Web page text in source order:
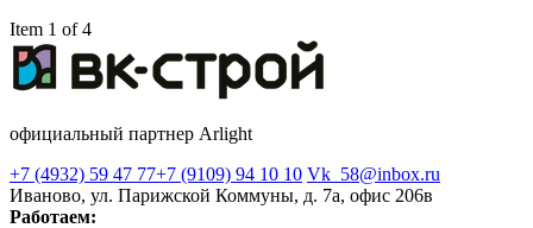
Item 1 of 4
официальный партнер Arlight
+7 (4932) 59 47 77+7 (9109) 94 10 10 Vk_58@inbox.ru
Иваново, ул. Парижской Коммуны, д. 7а, офис 206в
Работаем: